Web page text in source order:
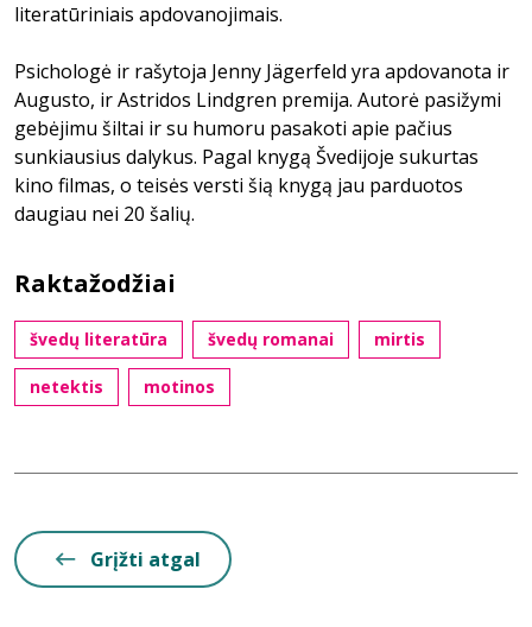
literatūriniais apdovanojimais.
Psichologė ir rašytoja Jenny Jägerfeld yra apdovanota ir
Augusto, ir Astridos Lindgren premija. Autorė pasižymi
gebėjimu šiltai ir su humoru pasakoti apie pačius
sunkiausius dalykus. Pagal knygą Švedijoje sukurtas
kino filmas, o teisės versti šią knygą jau parduotos
daugiau nei 20 šalių.
Raktažodžiai
švedų literatūra švedų romanai mirtis
netektis motinos
Grįžti atgal